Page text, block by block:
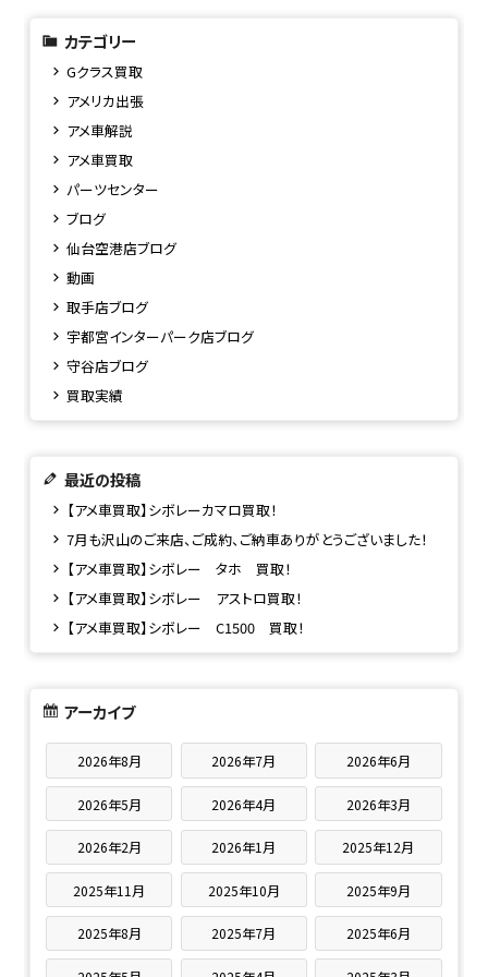
カテゴリー
Gクラス買取
アメリカ出張
アメ車解説
アメ車買取
パーツセンター
ブログ
仙台空港店ブログ
動画
取手店ブログ
宇都宮インターパーク店ブログ
守谷店ブログ
買取実績
最近の投稿
【アメ車買取】シボレーカマロ買取！
7月も沢山のご来店、ご成約、ご納車ありがとうございました！
【アメ車買取】シボレー タホ 買取！
【アメ車買取】シボレー アストロ買取！
【アメ車買取】シボレー C1500 買取！
アーカイブ
2026年8月 2026年7月 2026年6月
2026年5月 2026年4月 2026年3月
2026年2月 2026年1月 2025年12月
2025年11月 2025年10月 2025年9月
2025年8月 2025年7月 2025年6月